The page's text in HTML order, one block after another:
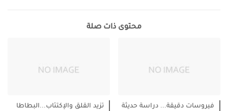
محتوى ذات صلة
فيروسات دقيقة... دراسة حديثة
تزيد القلق والإكتئاب...البطاطا